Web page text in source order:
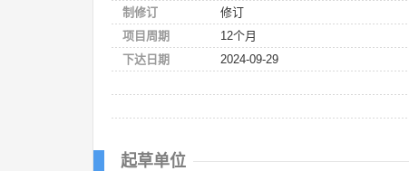
制修订
修订
项目周期
12个月
下达日期
2024-09-29
起草单位